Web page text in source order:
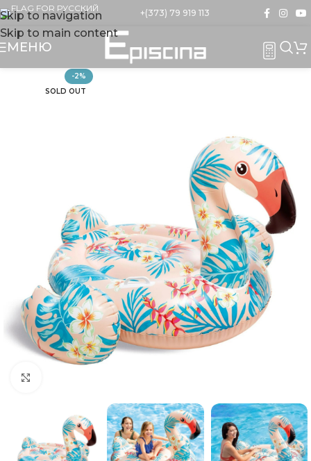
Skip to navigation
Skip to main content
+(373) 79 919 113
МЕНЮ
-2%
SOLD OUT